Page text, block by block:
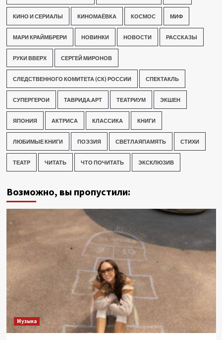
КИНО И СЕРИАЛЫ КИНОМАЁВКА КОСМОС МИФ
МАРИ КРАЙМБРЕРИ НОВИНКИ НОВОСТИ РАССКАЗЫ
РУКИ ВВЕРХ СЕРГЕЙ МИРОНОВ
СЛЕДСТВЕННОГО КОМИТЕТА (СК) РОССИИ СПЕКТАКЛЬ
СУПЕРГЕРОИ ТАВРИДА.АРТ ТЕАТРИУМ ЭКШЕН
ЯПОНИЯ АКТРИСА КЛАССИКА КНИГИ
ЛЮБИМЫЕ КНИГИ ПОЭЗИЯ СВЕТЛАЯПАМЯТЬ СТИХИ
ТЕАТР ЧИТАТЬ ЧТО ПОЧИТАТЬ ЭКСКЛЮЗИВ
Возможно, вы пропустили:
Музыка